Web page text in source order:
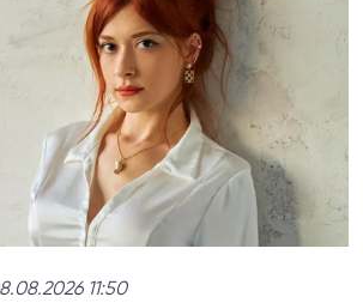
11:50